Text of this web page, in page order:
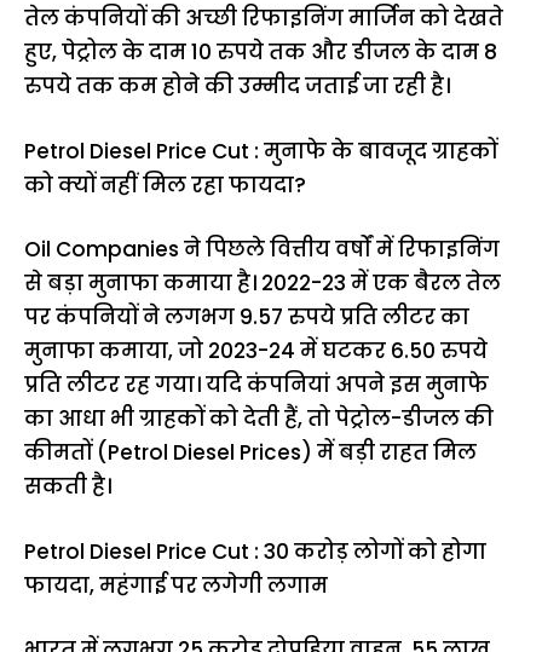
तेल कंपनियों की अच्छी रिफाइनिंग मार्जिन को देखते
हुए, पेट्रोल के दाम 10 रुपये तक और डीजल के दाम 8
रुपये तक कम होने की उम्मीद जताई जा रही है।
Petrol Diesel Price Cut : मुनाफे के बावजूद ग्राहकों
को क्यों नहीं मिल रहा फायदा?
Oil Companies ने पिछले वित्तीय वर्षों में रिफाइनिंग
से बड़ा मुनाफा कमाया है। 2022-23 में एक बैरल तेल
पर कंपनियों ने लगभग 9.57 रुपये प्रति लीटर का
मुनाफा कमाया, जो 2023-24 में घटकर 6.50 रुपये
प्रति लीटर रह गया। यदि कंपनियां अपने इस मुनाफे
का आधा भी ग्राहकों को देती हैं, तो पेट्रोल-डीजल की
कीमतों (Petrol Diesel Prices) में बड़ी राहत मिल
सकती है।
Petrol Diesel Price Cut : 30 करोड़ लोगों को होगा
फायदा, महंगाई पर लगेगी लगाम